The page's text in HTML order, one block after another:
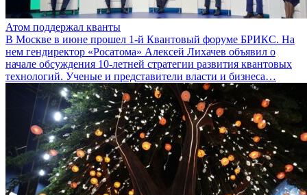
Атом поддержал кванты
В Москве в июне прошел 1-й Квантовый форуме БРИКС. На
нем гендиректор «Росатома» Алексей Лихачев объявил о
начале обсуждения 10-летней стратегии развития квантовых
технологий. Ученые и представители власти и бизнеса…